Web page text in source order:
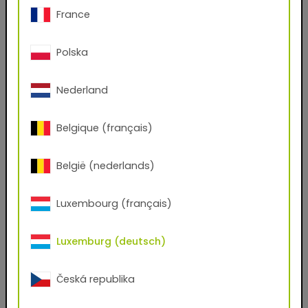
Nachname
Telefon
Postleitzahl
Firmenname
France
Polska
Nederland
Belgique (français)
België (nederlands)
Luxembourg (français)
Luxemburg (deutsch)
Česká republika